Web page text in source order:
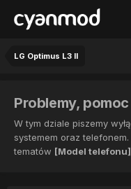
LG Optimus L3 II
Problemy, pomoc
W tym dziale piszemy
systemem oraz
tematów [Model